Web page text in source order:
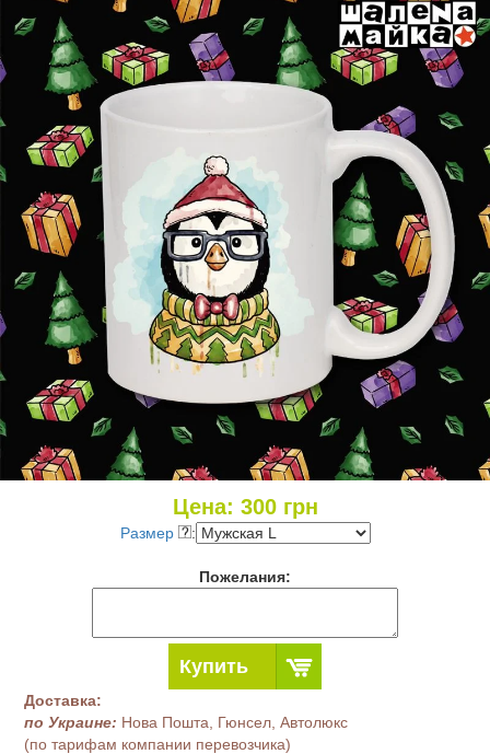
Цена: 300грн
Размер :
Пожелания:
Купить
Доставка:
по Украине: Нова Пошта, Гюнсел, Автолюкс
(по тарифам компании перевозчика)